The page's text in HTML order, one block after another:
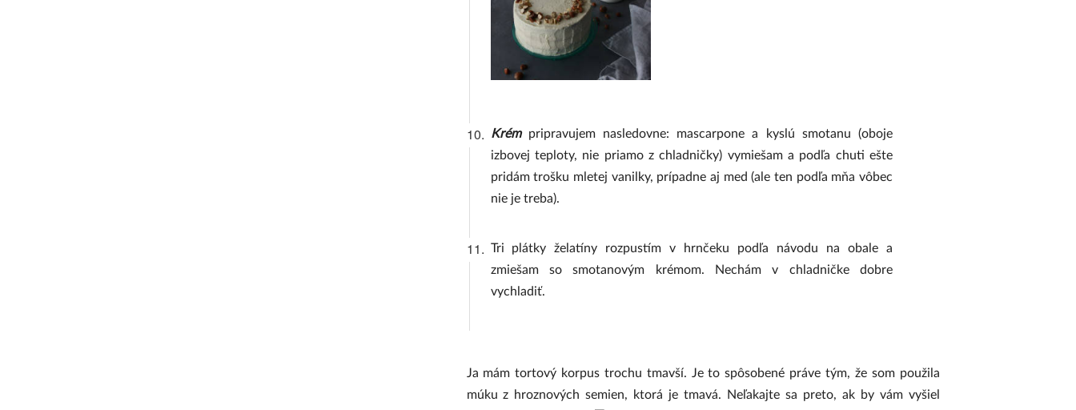
10. Krémpripravujem nasledovne: mascarpone a kyslú smotanu (oboje
izbovej teploty, nie priamo z chladničky) vymiešam a podľa chuti ešte
pridám trošku mletej vanilky, prípadne aj med (ale ten podľa mňa vôbec
nie je treba).
11. Tri plátky želatíny rozpustím v hrnčeku podľa návodu na obale a
zmiešam so smotanovým krémom. Nechám v chladničke dobre
vychladiť.
Ja mám tortový korpus trochu tmavší. Je to spôsobené práve tým, že som použila
múku z hroznových semien, ktorá je tmavá. Neľakajte sa preto, ak by vám vyšiel